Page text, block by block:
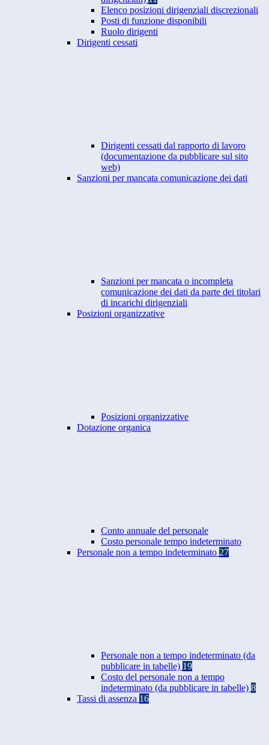
Elenco posizioni dirigenziali discrezionali
Posti di funzione disponibili
Ruolo dirigenti
Dirigenti cessati
Dirigenti cessati dal rapporto di lavoro
(documentazione da pubblicare sul sito
web)
Sanzioni per mancata comunicazione dei dati
Sanzioni per mancata o incompleta
comunicazione dei dati da parte dei titolari
di incarichi dirigenziali
Posizioni organizzative
Posizioni organizzative
Dotazione organica
Conto annuale del personale
Costo personale tempo indeterminato
Personale non a tempo indeterminato 27
Personale non a tempo indeterminato (da
pubblicare in tabelle) 19
Costo del personale non a tempo
indeterminato (da pubblicare in tabelle) 8
Tassi di assenza 16